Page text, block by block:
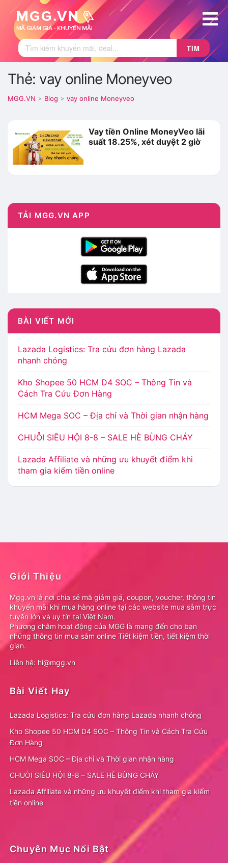
TÌM
Thẻ: vay online Moneyveo
MGG.VN > Blog > vay online Moneyveo
Vay tiền Online MoneyVeo lãi
suất 18.25%, xét duyệt 2 giờ
TẢI MGG.VN APP
BÀI VIẾT MỚI
Lazada Logistics: Tra cứu đơn hàng Lazada
nhanh chóng
Kho Shopee 50 HCM D4 SOC – Thông Tin và
Cách Tra Cứu Đơn Hàng
HCM Mega SOC – Địa chỉ và Thời gian nhận hàng
CHUỖI SIÊU HỘI 8-8 – SALE HÈ BÙNG CHÁY
Lazada Affiliate và những ưu khuyết điểm khi
tham gia kiếm tiền online
Giới Thiệu
Mgg.vn là nơi chia sẻ mã giảm giá, coupon, voucher, thông tin
khuyến mãi khi mua hàng online tại các website mua sắm trực
tuyến lớn và uy tín tại Việt Nam.
Phương châm hoạt động của MGG là mang đến cho bạn
những thông tin mua sắm online Tiết kiệm tiền, tiết kiệm thời
gian.
Liên hệ: hi@mgg.vn
Bài Viết Hay
Lazada Logistics: Tra cứu đơn hàng Lazada nhanh chóng
Kho Shopee 50 HCM D4 SOC – Thông Tin và Cách Tra Cứu
Đơn Hàng
HCM Mega SOC – Địa chỉ và Thời gian nhận hàng
CHUỖI SIÊU HỘI 8-8 – SALE HÈ BÙNG CHÁY
Lazada Affiliate và những ưu khuyết điểm khi tham gia kiếm
tiền online
Chuyên Mục Nổi Bật